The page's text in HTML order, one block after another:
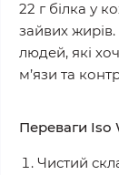
22 г білка у
зайвих
людей, які
м’язи та
Переваги Iso
Чистий